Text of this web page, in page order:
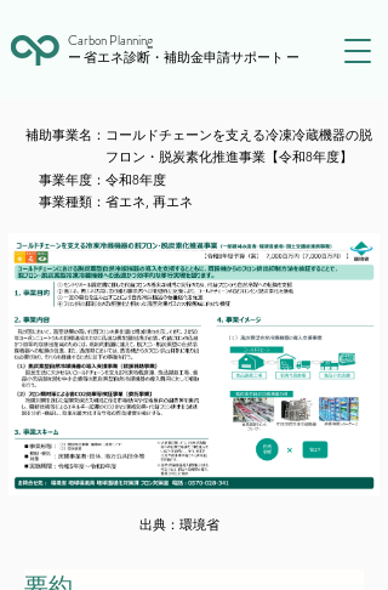
Carbon Planning
ー 省エネ診断・補助金申請サポート ー
​補助事業名： コールドチェーンを支える冷凍冷蔵機器の脱
フロン・脱炭素化推進事業【令和8年度】
​事業年度： 令和8年度
​事業種類： 省エネ, 再エネ
出典： 環境省